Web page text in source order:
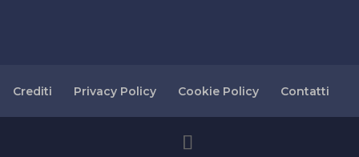
Crediti Privacy Policy Cookie Policy Contatti